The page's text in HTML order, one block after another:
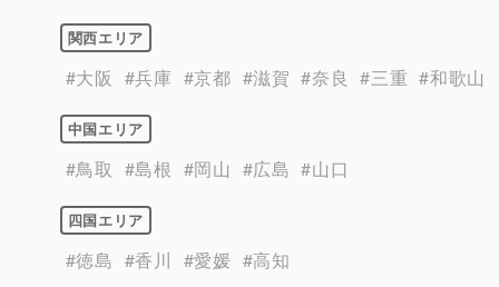
関西エリア
#大阪 #兵庫 #京都 #滋賀 #奈良 #三重 #和歌山
中国エリア
#鳥取 #島根 #岡山 #広島 #山口
四国エリア
#徳島 #香川 #愛媛 #高知